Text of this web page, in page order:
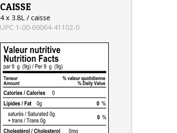
CAISSE
4 x 3.8L / caisse
UPC 1-00-69064-41102-0